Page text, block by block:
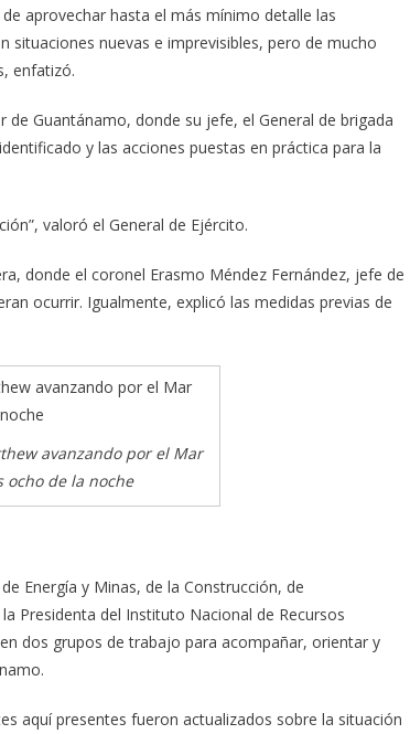
aprovechar hasta el más mínimo detalle las
situaciones nuevas e imprevisibles, pero de mucho
enfatizó.
Guantánamo, donde su jefe, el General de brigada
y las acciones puestas en práctica para la
valoró el General de Ejército.
donde el coronel Erasmo Méndez Fernández, jefe de
ocurrir. Igualmente, explicó las medidas previas de
avanzando por el Mar
ocho de la noche
Energía y Minas, de la Construcción, de
Presidenta del Instituto Nacional de Recursos
dos grupos de trabajo para acompañar, orientar y
aquí presentes fueron actualizados sobre la situación